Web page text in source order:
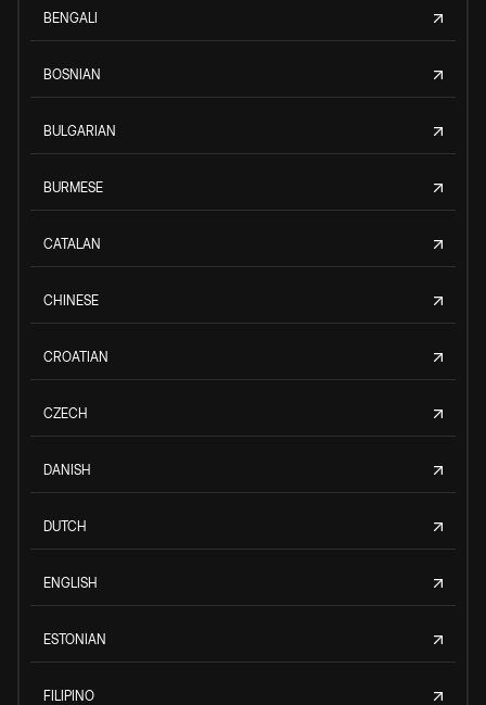
BENGALI
BOSNIAN
BULGARIAN
BURMESE
CATALAN
CHINESE
CROATIAN
CZECH
DANISH
DUTCH
ENGLISH
ESTONIAN
FILIPINO